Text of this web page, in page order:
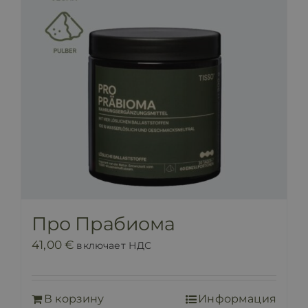
Про Прабиома
41,00€ включает НДС
В корзину Информация